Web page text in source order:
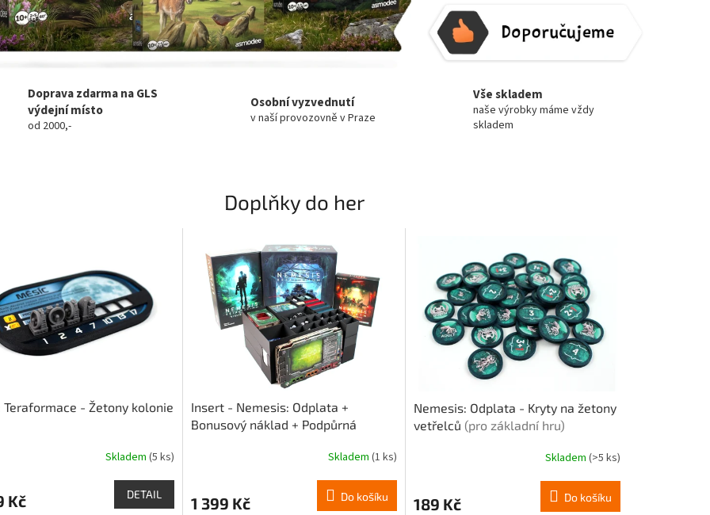
Doprava zdarma na GLS
výdejní místo
od 2000,-
Osobní vyzvednutí
v naší provozovně v Praze
Vše skladem
naše výrobky máme vždy
skladem
Doplňky do her
Teraformace - Žetony kolonie
Skladem (5 ks)
Kč DETAIL
Insert - Nemesis: Odplata +
Bonusový náklad + Podpůrná
Skladem (1 ks)
1 399 Kč Do košíku
Nemesis: Odplata - Kryty na žetony
vetřelců (pro základní hru)
Skladem (>5 ks)
189 Kč Do košíku